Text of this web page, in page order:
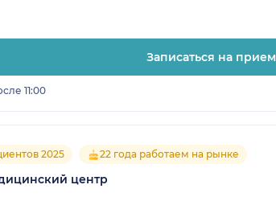
Записаться на прием
11:00
2025 22 года работаем на рынке
центр